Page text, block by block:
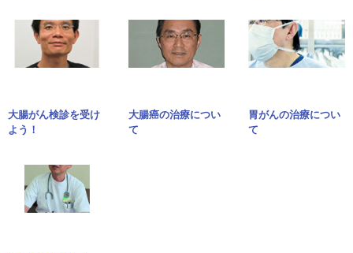
大腸がん検診を受け
よう！
大腸癌の治療につい
て
胃がんの治療につい
て